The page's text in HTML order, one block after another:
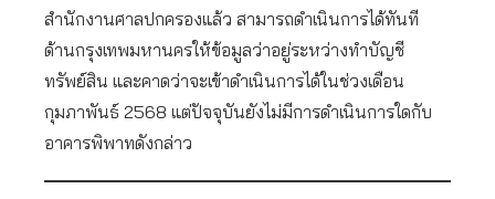
สำนักงานศาลปกครองแล้ว สามารถดำเนินการได้ทันที
ด้านกรุงเทพมหานครให้ข้อมูลว่าอยู่ระหว่างทำบัญชี
ทรัพย์สิน และคาดว่าจะเข้าดำเนินการได้ในช่วงเดือน
กุมภาพันธ์ 2568 แต่ปัจจุบันยังไม่มีการดำเนินการใดกับ
อาคารพิพาทดังกล่าว